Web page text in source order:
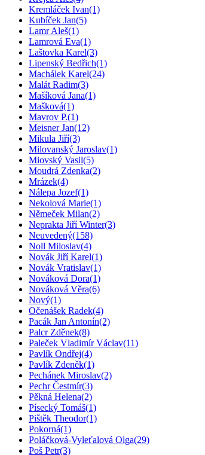
Kremláček Ivan(1)
Kubíček Jan(5)
Lamr Aleš(1)
Lamrová Eva(1)
Laštovka Karel(3)
Lipenský Bedřich(1)
Machálek Karel(24)
Malát Radim(3)
Mašíková Jana(1)
Mašková(1)
Mavrov P.(1)
Meisner Jan(12)
Mikula Jiří(3)
Milovanský Jaroslav(1)
Miovský Vasil(5)
Moudrá Zdenka(2)
Mrázek(4)
Nálepa Jozef(1)
Nekolová Marie(1)
Němeček Milan(2)
Neprakta Jiří Winter(3)
Neuvedený(158)
Noll Miloslav(4)
Novák Jiří Karel(1)
Novák Vratislav(1)
Nováková Dora(1)
Nováková Věra(6)
Nový(1)
Očenášek Radek(4)
Pacák Jan Antonín(2)
Palcr Zděnek(8)
Paleček Vladimír Václav(11)
Pavlík Ondřej(4)
Pavlík Zdeněk(1)
Pechánek Miroslav(2)
Pechr Čestmír(3)
Pěkná Helena(2)
Písecký Tomáš(1)
Pištěk Theodor(1)
Pokorná(1)
Poláčková-Vyleťalová Olga(29)
Poš Petr(3)